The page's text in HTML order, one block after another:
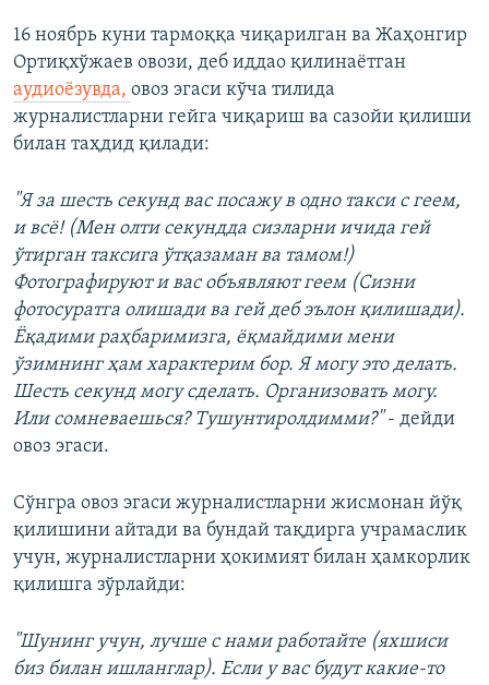
16 ноябрь куни тармоққа чиқарилган ва Жаҳонгир
Ортиқхўжаев овози, деб иддао қилинаётган
аудиоёзувда, овоз эгаси кўча тилида
журналистларни гейга чиқариш ва сазойи қилиши
билан таҳдид қилади:
"Я за шесть секунд вас посажу в одно такси с геем,
и всё! (Мен олти секундда сизларни ичида гей
ўтирган таксига ўтқазаман ва тамом!)
Фотографируют и вас объявляют геем (Сизни
фотосуратга олишади ва гей деб эълон қилишади).
Ёқадими раҳбаримизга, ёқмайдими мени
ўзимнинг ҳам характерим бор. Я могу это делать.
Шесть секунд могу сделать. Организовать могу.
Или сомневаешься? Тушунтиролдимми?"- дейди
овоз эгаси.
Сўнгра овоз эгаси журналистларни жисмонан йўқ
қилишини айтади ва бундай тақдирга учрамаслик
учун, журналистларни ҳокимият билан ҳамкорлик
қилишга зўрлайди:
"Шунинг учун, лучше с нами работайте (яхшиси
биз билан ишланглар). Если у вас будут какие-то